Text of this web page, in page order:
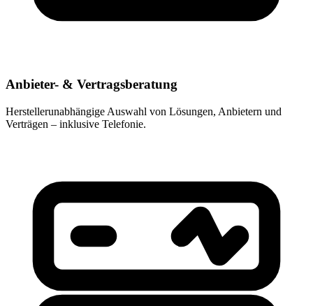
Anbieter- & Vertragsberatung
Herstellerunabhängige Auswahl von Lösungen, Anbietern und
Verträgen – inklusive Telefonie.